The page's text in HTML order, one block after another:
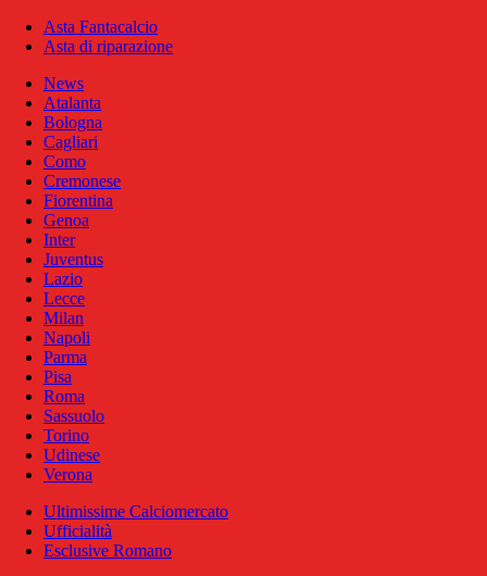
Asta Fantacalcio
Asta di riparazione
News
Atalanta
Bologna
Cagliari
Como
Cremonese
Fiorentina
Genoa
Inter
Juventus
Lazio
Lecce
Milan
Napoli
Parma
Pisa
Roma
Sassuolo
Torino
Udinese
Verona
Ultimissime Calciomercato
Ufficialità
Esclusive Romano